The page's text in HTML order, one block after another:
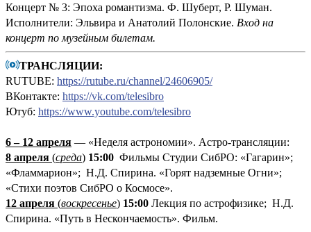
Концерт № 3: Эпоха романтизма. Ф. Шуберт, Р. Шуман.
Исполнители: Эльвира и Анатолий Полонские. Вход на
концерт по музейным билетам.
ТРАНСЛЯЦИИ:
RUTUBE: https://rutube.ru/channel/24606905/
ВКонтакте: https://vk.com/telesibro
Ютуб: https://www.youtube.com/telesibro
6 – 12 апреля — «Неделя астрономии». Астро-трансляции:
8 апреля (среда) 15:00 Фильмы Студии СибРО: «Гагарин»;
«Фламмарион»; Н.Д. Спирина. «Горят надземные Огни»;
«Стихи поэтов СибРО о Космосе».
12 апреля (воскресенье) 15:00 Лекция по астрофизике; Н.Д.
Спирина. «Путь в Нескончаемость». Фильм.